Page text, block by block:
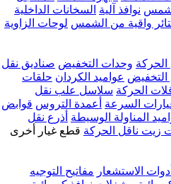
نوافذ آلية السخانات الداخلية
واقية من الشمس لوحات الزاوية
وحدات التخفيض صناديق نقل
عواميد الكردان حلقات
الحركة سلاسل علب نقل
السرعة أعمدة التروس قوابض
المناولة الوسيطة أذرع نقل
زيت ناقل الحركة قطع غيار أخرى
أدوات الاستشعار مفاتيح التوجيه